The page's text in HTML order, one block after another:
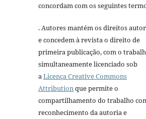
concordam com os seguintes
. Autores mantém os direitos
e concedem à revista o direito de
primeira publicação, com o
simultaneamente licenciado sob
a Licença Creative Commons
Attribution que permite o
compartilhamento do trabalho
reconhecimento da autoria e